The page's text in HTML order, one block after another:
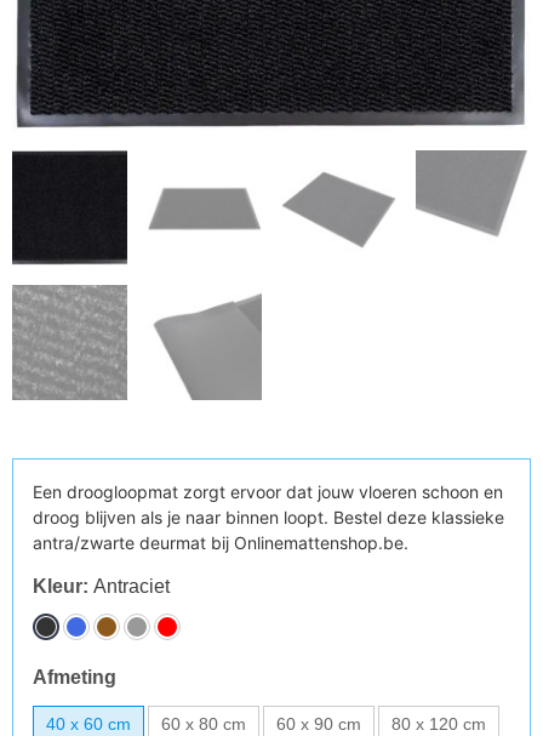
Een droogloopmat zorgt ervoor dat jouw vloeren schoon en
droog blijven als je naar binnen loopt. Bestel deze klassieke
antra/zwarte deurmat bij Onlinemattenshop.be.
Kleur: Antraciet
Afmeting
40 x 60 cm 60 x 80 cm 60 x 90 cm 80 x 120 cm